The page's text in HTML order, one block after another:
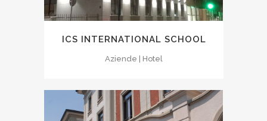
ICS INTERNATIONAL SCHOOL
Aziende | Hotel